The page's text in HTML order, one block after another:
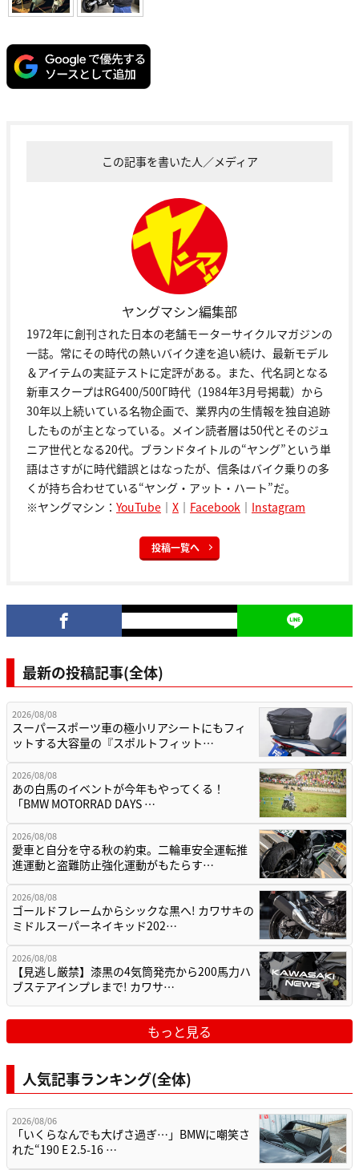
この記事を書いた人／メディア
ヤングマシン編集部
1972年に創刊された日本の老舗モーターサイクルマガジンの
一誌。常にその時代の熱いバイク達を追い続け、最新モデル
＆アイテムの実証テストに定評がある。また、代名詞となる
新車スクープはRG400/500Γ時代（1984年3月号掲載）から
30年以上続いている名物企画で、業界内の生情報を独自追跡
したものが主となっている。メイン読者層は50代とそのジュ
ニア世代となる20代。ブランドタイトルの“ヤング”という単
語はさすがに時代錯誤とはなったが、信条はバイク乗りの多
くが持ち合わせている“ヤング・アット・ハート”だ。
※ヤングマシン： YouTube ｜ X ｜ Facebook ｜ Instagram
投稿一覧へ
最新の投稿記事(全体)
2026/08/08
スーパースポーツ車の極小リアシートにもフィ
ットする大容量の『スポルトフィット…
2026/08/08
あの白馬のイベントが今年もやってくる！
「BMW MOTORRAD DAYS …
2026/08/08
愛車と自分を守る秋の約束。二輪車安全運転推
進運動と盗難防止強化運動がもたらす…
2026/08/08
ゴールドフレームからシックな黒へ! カワサキの
ミドルスーパーネイキッド202…
2026/08/08
【見逃し厳禁】漆黒の4気筒発売から200馬力ハ
ブステアインプレまで! カワサ…
もっと見る
人気記事ランキング(全体)
2026/08/06
「いくらなんでも大げさ過ぎ…」BMWに嘲笑さ
れた“190 E 2.5-16 …